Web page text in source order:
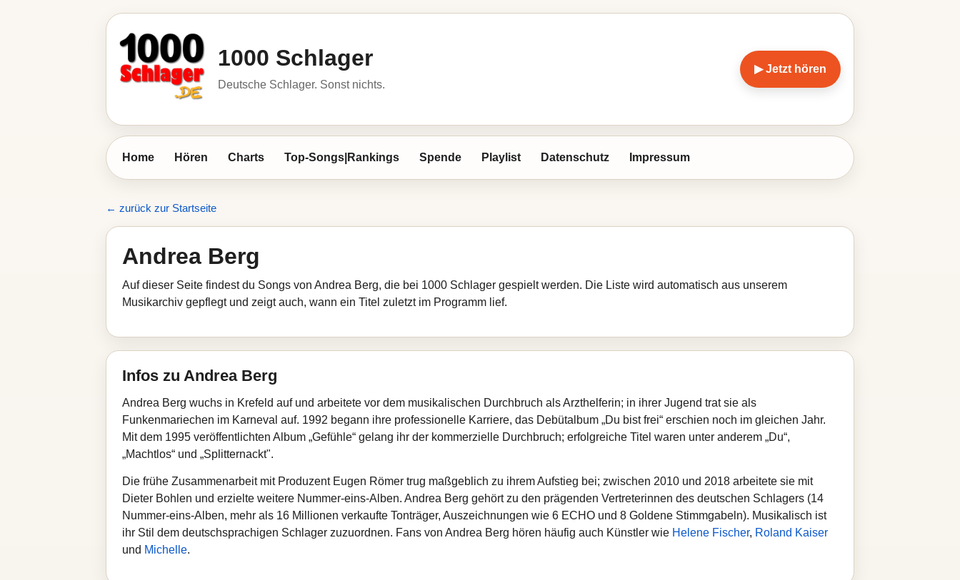
1000 Schlager
Deutsche Schlager. Sonst nichts.
▶ Jetzt hören
Home Hören Charts Top-Songs|Rankings Spende Playlist Datenschutz Impressum
← zurück zur Startseite
Andrea Berg
Auf dieser Seite findest du Songs von Andrea Berg, die bei 1000 Schlager gespielt werden. Die Liste wird automatisch aus unserem
Musikarchiv gepflegt und zeigt auch, wann ein Titel zuletzt im Programm lief.
Infos zu Andrea Berg
Andrea Berg wuchs in Krefeld auf und arbeitete vor dem musikalischen Durchbruch als Arzthelferin; in ihrer Jugend trat sie als
Funkenmariechen im Karneval auf. 1992 begann ihre professionelle Karriere, das Debütalbum „Du bist frei“ erschien noch im gleichen Jahr.
Mit dem 1995 veröffentlichten Album „Gefühle“ gelang ihr der kommerzielle Durchbruch; erfolgreiche Titel waren unter anderem „Du“,
„Machtlos“ und „Splitternackt".
Die frühe Zusammenarbeit mit Produzent Eugen Römer trug maßgeblich zu ihrem Aufstieg bei; zwischen 2010 und 2018 arbeitete sie mit
Dieter Bohlen und erzielte weitere Nummer‑eins‑Alben. Andrea Berg gehört zu den prägenden Vertreterinnen des deutschen Schlagers (14
Nummer‑eins‑Alben, mehr als 16 Millionen verkaufte Tonträger, Auszeichnungen wie 6 ECHO und 8 Goldene Stimmgabeln). Musikalisch ist
ihr Stil dem deutschsprachigen Schlager zuzuordnen. Fans von Andrea Berg hören häufig auch Künstler wie Helene Fischer, Roland Kaiser
und Michelle.